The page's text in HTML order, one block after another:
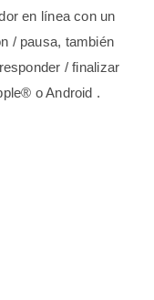
en línea con un
/ pausa, también
/ finalizar
o Android .